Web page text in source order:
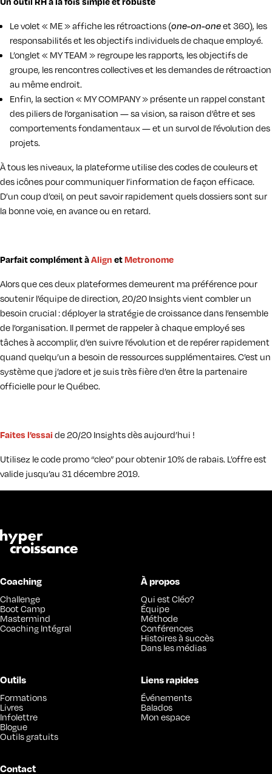
Le volet « ME » affiche les rétroactions (one-on-oneet 360), les
responsabilités et les objectifs individuels de chaque employé.
L’onglet « MY TEAM » regroupe les rapports, les objectifs de
groupe, les rencontres collectives et les demandes de rétroaction
au même endroit.
Enfin, la section « MY COMPANY » présente un rappel constant
des piliers de l’organisation — sa vision, sa raison d’être et ses
comportements fondamentaux — et un survol de l’évolution des
projets.
À tous les niveaux, la plateforme utilise des codes de couleurs et
des icônes pour communiquer l’information de façon efficace.
D’un coup d’œil, on peut savoir rapidement quels dossiers sont sur
la bonne voie, en avance ou en retard.
Parfait complément àAlign etMetronome
Alors que ces deux plateformes demeurent ma préférence pour
soutenir l’équipe de direction, 20/20 Insights vient combler un
besoin crucial : déployer la stratégie de croissance dans l’ensemble
de l’organisation. Il permet de rappeler à chaque employé ses
tâches à accomplir, d’en suivre l’évolution et de repérer rapidement
quand quelqu’un a besoin de ressources supplémentaires. C’est un
système que j’adore et je suis très fière d’en être la partenaire
officielle pour le Québec.
Faites l’essai de 20/20 Insights dès aujourd’hui !
Utilisez le code promo “cleo” pour obtenir 10% de rabais. L’offre est
valide jusqu’au 31 décembre 2019.
Coaching
Challenge
Boot Camp
Mastermind
Coaching Intégral
À propos
Qui est Cléo?
Équipe
Méthode
Conférences
Histoires à succès
Dans les médias
Outils
Formations
Livres
Infolettre
Blogue
Outils gratuits
Liens rapides
Événements
Balados
Mon espace
Contact